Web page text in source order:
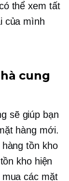
thể xem tất
của mình
cung
sẽ giúp bạn
hàng mới.
tồn kho
kho hiện
các mặt